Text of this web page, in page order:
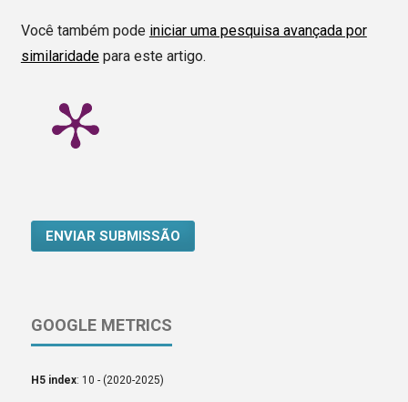
Você também pode iniciar uma pesquisa avançada por
similaridadepara este artigo.
ENVIAR SUBMISSÃO
GOOGLE METRICS
H5 index: 10 - (2020-2025)